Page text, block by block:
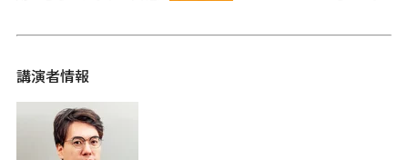
講演者情報